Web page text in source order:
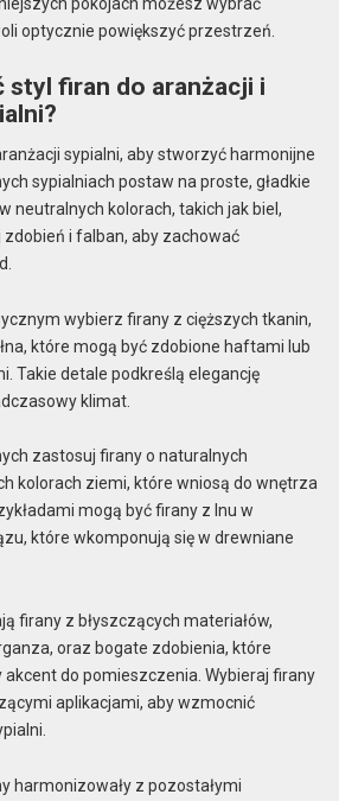
pokojach możesz wybrać
optycznie powiększyć przestrzeń.
styl firan do aranżacji i
sypialni, aby stworzyć harmonijne
sypialniach postaw na proste, gładkie
neutralnych kolorach, takich jak biel,
zdobień i falban, aby zachować
wybierz firany z cięższych tkanin,
które mogą być zdobione haftami lub
Takie detale podkreślą elegancję
klimat.
zastosuj firany o naturalnych
kolorach ziemi, które wniosą do wnętrza
mogą być firany z lnu w
które wkomponują się w drewniane
firany z błyszczących materiałów,
oraz bogate zdobienia, które
do pomieszczenia. Wybieraj firany
aplikacjami, aby wzmocnić
harmonizowały z pozostałymi